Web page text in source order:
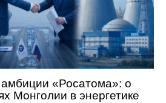
«Росатома»: о
Монголии в энергетике